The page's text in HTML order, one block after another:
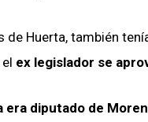
Huerta, también
ex legislador se
era diputado de